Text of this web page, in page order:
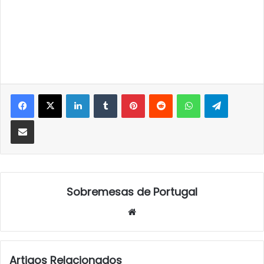
LinkedInTumblrPinterestReddit WhatsApp
Partilhar Via Email
Sobremesas de Portugal
Artigos Relacionados